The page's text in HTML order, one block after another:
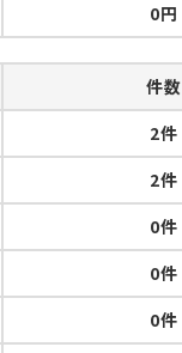
0円
件数
2件
2件
0件
0件
0件